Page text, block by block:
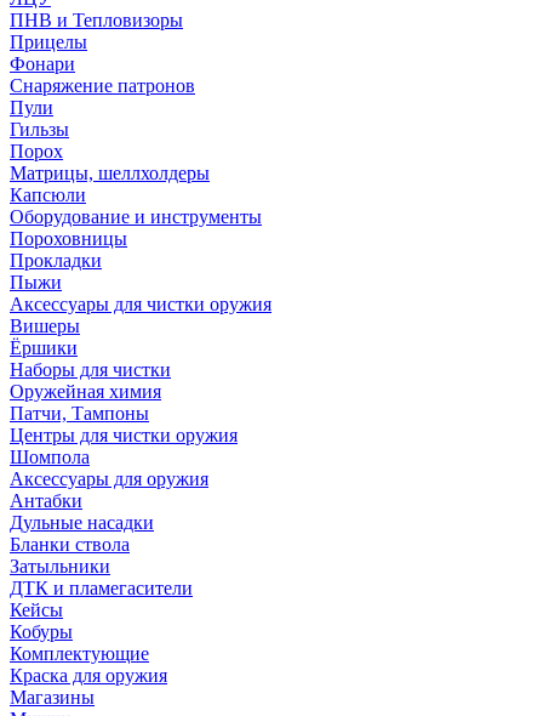
ПНВ и Тепловизоры
Прицелы
Фонари
Снаряжение патронов
Пули
Гильзы
Порох
Матрицы, шеллхолдеры
Капсюли
Оборудование и инструменты
Пороховницы
Прокладки
Пыжи
Аксессуары для чистки оружия
Вишеры
Ёршики
Наборы для чистки
Оружейная химия
Патчи, Тампоны
Центры для чистки оружия
Шомпола
Аксессуары для оружия
Антабки
Дульные насадки
Бланки ствола
Затыльники
ДТК и пламегасители
Кейсы
Кобуры
Комплектующие
Краска для оружия
Магазины